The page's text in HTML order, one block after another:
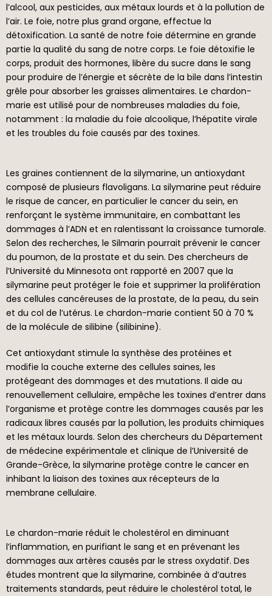
l’alcool, aux pesticides, aux métaux lourds et à la pollution de
l’air. Le foie, notre plus grand organe, effectue la
détoxification. La santé de notre foie détermine en grande
partie la qualité du sang de notre corps. Le foie détoxifie le
corps, produit des hormones, libère du sucre dans le sang
pour produire de l’énergie et sécrète de la bile dans l’intestin
grêle pour absorber les graisses alimentaires. Le chardon-
marie est utilisé pour de nombreuses maladies du foie,
notamment : la maladie du foie alcoolique, l’hépatite virale
et les troubles du foie causés par des toxines.
Les graines contiennent de la silymarine, un antioxydant
composé de plusieurs flavoligans. La silymarine peut réduire
le risque de cancer, en particulier le cancer du sein, en
renforçant le système immunitaire, en combattant les
dommages à l’ADN et en ralentissant la croissance tumorale.
Selon des recherches, le Silmarin pourrait prévenir le cancer
du poumon, de la prostate et du sein. Des chercheurs de
l’Université du Minnesota ont rapporté en 2007 que la
silymarine peut protéger le foie et supprimer la prolifération
des cellules cancéreuses de la prostate, de la peau, du sein
et du col de l’utérus. Le chardon-marie contient 50 à 70 %
de la molécule de silibine (silibinine).
Cet antioxydant stimule la synthèse des protéines et
modifie la couche externe des cellules saines, les
protégeant des dommages et des mutations. Il aide au
renouvellement cellulaire, empêche les toxines d’entrer dans
l’organisme et protège contre les dommages causés par les
radicaux libres causés par la pollution, les produits chimiques
et les métaux lourds. Selon des chercheurs du Département
de médecine expérimentale et clinique de l’Université de
Grande-Grèce, la silymarine protège contre le cancer en
inhibant la liaison des toxines aux récepteurs de la
membrane cellulaire.
Le chardon-marie réduit le cholestérol en diminuant
l’inflammation, en purifiant le sang et en prévenant les
dommages aux artères causés par le stress oxydatif. Des
études montrent que la silymarine, combinée à d’autres
traitements standards, peut réduire le cholestérol total, le